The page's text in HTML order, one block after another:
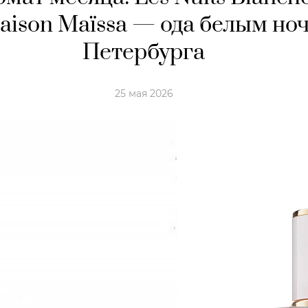
Maïssa — ода белым
Петербурга
25 мая 2026